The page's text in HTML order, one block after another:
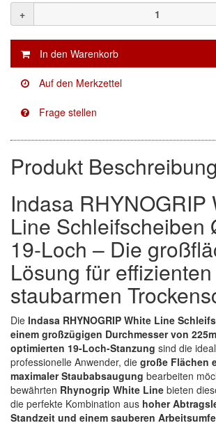
E-D
(1)
EVERCOAT
(2)
Facdos
(2)
KWASNY
(1)
no-name
(1)
Novol
(3)
Prevost
(3)
Proma
(21)
Sia
(3)
Spectral
(5)
StarChem
(1)
Sundstrom
+
Produkt
Indasa RHYNOGRIP
Line Schleifscheiben
19-Loch – Die
Lösung für
staubarmen
Die Indasa RHYNOGRIP White Line
einem großzügigen Durchmesser von
optimierten 19-Loch-Stanzung sind die
professionelle Anwender, die große Flächen
maximaler Staubabsaugung bearbeiten
bewährten Rhynogrip White Line bieten
die perfekte Kombination aus hoher
Standzeit und einem sauberen